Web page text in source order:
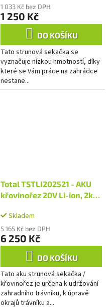
1 033 Kč bez DPH
1 250 Kč
DO KOŠÍKU
Tato strunová sekačka se
vyznačuje nízkou hmotností, díky
které se Vám práce na zahrádce
nestane...
Total TSTLI202521 - AKU
křovinořez 20V Li-ion, 2ks
rychlonabíječky
Skladem
5 165 Kč bez DPH
6 250 Kč
DO KOŠÍKU
Tato aku strunová sekačka /
křovinořez je určena k udržování
zahradního trávníku, k úpravě
okrajů trávníku a...